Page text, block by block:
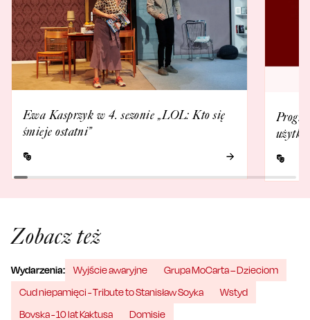
Ewa Kasprzyk w 4. sezonie „LOL: Kto się
śmieje ostatni”
Zobacz też
Wydarzenia: Wyjście awaryjne
Grupa MoCarta – Dzieciom
Cud niepamięci - Tribute to Stanisław Soyka
Wstyd
Bovska - 10 lat Kaktusa
Domisie